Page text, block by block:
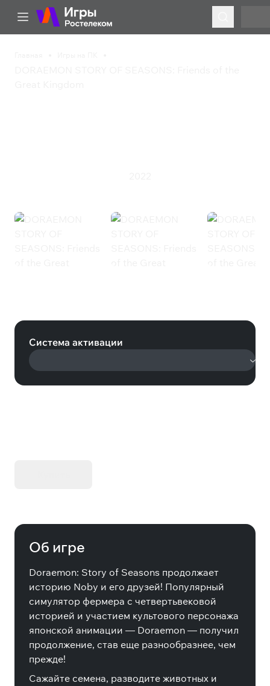
Система активации
Об игре
Doraemon: Story of Seasons продолжает
историю Noby и его друзей! Популярный
симулятор фермера с четвертьвековой
историей и участием культового персонажа
японской анимации — Doraemon — получил
продолжение, став еще разнообразнее, чем
прежде!
Сажайте семена, разводите животных и